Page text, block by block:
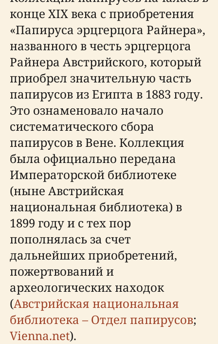
конце XIX века с приобретения
«Папируса эрцгерцога Райнера»,
названного в честь эрцгерцога
Райнера Австрийского, который
приобрел значительную часть
папирусов из Египта в 1883 году.
Это ознаменовало начало
систематического сбора
папирусов в Вене. Коллекция
была официально передана
Императорской библиотеке
(ныне Австрийская
национальная библиотека) в
1899 году и с тех пор
пополнялась за счет
дальнейших приобретений,
пожертвований и
археологических находок
(Австрийская национальная
библиотека – Отдел папирусов;
Vienna.net).